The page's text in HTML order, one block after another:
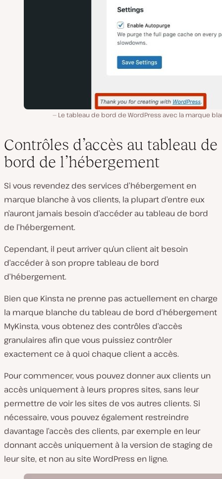
Le tableau de bord de WordPress avec la marque
Contrôles d’accès au tableau de
bord de l’hébergement
Si vous revendez des services d’hébergement en
marque blanche à vos clients, la plupart d’entre eux
n’auront jamais besoin d’accéder au tableau de bord
de l’hébergement.
Cependant, il peut arriver qu’un client ait besoin
d’accéder à son propre tableau de bord
d’hébergement.
Bien que Kinsta ne prenne pas actuellement en charge
la marque blanche du tableau de bord d’hébergement
MyKinsta, vous obtenez des contrôles d’accès
granulaires afin que vous puissiez contrôler
exactement ce à quoi chaque client a accès.
Pour commencer, vous pouvez donner aux clients un
accès uniquement à leurs propres sites, sans leur
permettre de voir les sites de vos autres clients. Si
nécessaire, vous pouvez également restreindre
davantage l’accès des clients, par exemple en leur
donnant accès uniquement à la version de staging de
leur site, et non au site WordPress en ligne.